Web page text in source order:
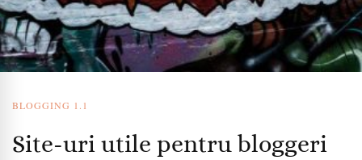
BLOGGING 1.1
Site-uri utile pentru bloggeri